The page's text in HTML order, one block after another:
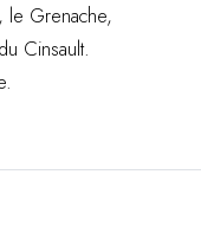
le Grenache,
Cinsault.